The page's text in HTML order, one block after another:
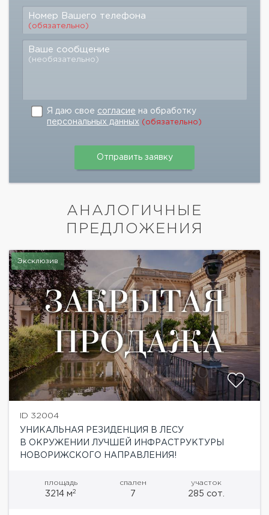
Номер Вашего телефона
(обязательно)
Ваше сообщение
(необязательно)
Я даю свое согласие на обработку
персональных данных (обязательно)
АНАЛОГИЧНЫЕ
ПРЕДЛОЖЕНИЯ
Эксклюзив
ID 32004
УНИКАЛЬНАЯ РЕЗИДЕНЦИЯ В ЛЕСУ
В ОКРУЖЕНИИ ЛУЧШЕЙ ИНФРАСТРУКТУРЫ
НОВОРИЖСКОГО НАПРАВЛЕНИЯ!
площадь
3214 м2
спален
7
участок
285 сот.